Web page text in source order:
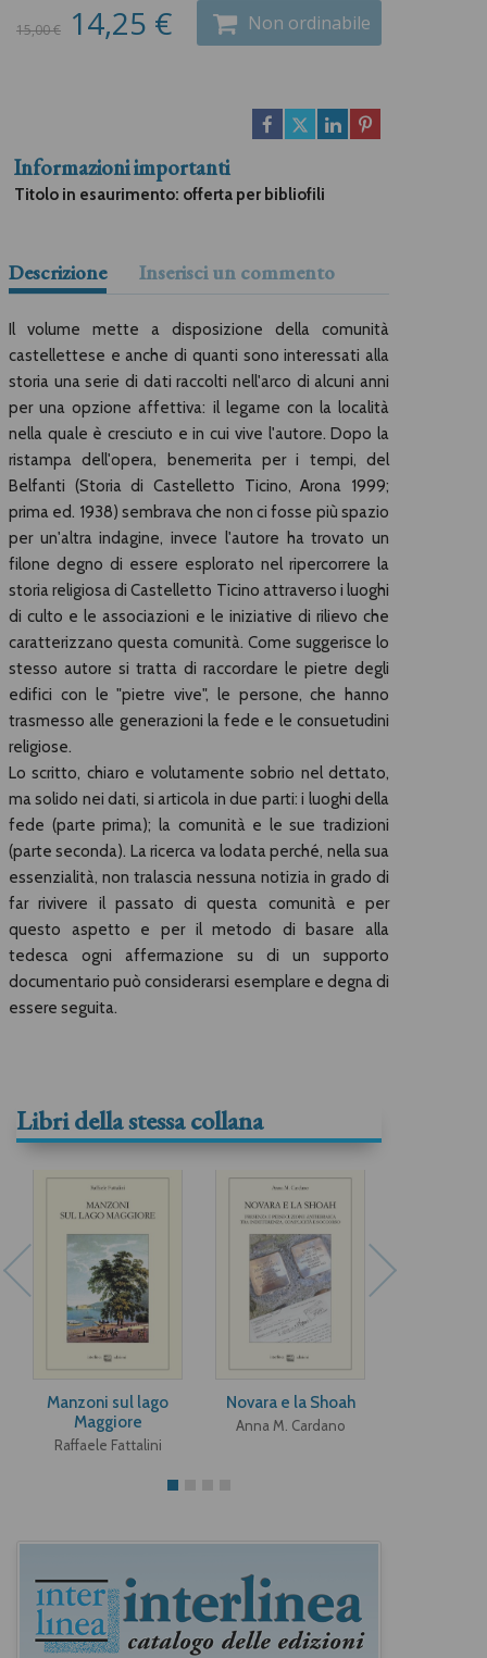
15,00 € 14,25 € Non ordinabile
Informazioni importanti
Titolo in esaurimento: offerta per bibliofili
Descrizione Inserisci un commento
Il volume mette a disposizione della comunità
castellettese e anche di quanti sono interessati alla
storia una serie di dati raccolti nell'arco di alcuni anni
per una opzione affettiva: il legame con la località
nella quale è cresciuto e in cui vive l'autore. Dopo la
ristampa dell'opera, benemerita per i tempi, del
Belfanti (Storia di Castelletto Ticino, Arona 1999;
prima ed. 1938) sembrava che non ci fosse più spazio
per un'altra indagine, invece l'autore ha trovato un
filone degno di essere esplorato nel ripercorrere la
storia religiosa di Castelletto Ticino attraverso i luoghi
di culto e le associazioni e le iniziative di rilievo che
caratterizzano questa comunità. Come suggerisce lo
stesso autore si tratta di raccordare le pietre degli
edifici con le "pietre vive", le persone, che hanno
trasmesso alle generazioni la fede e le consuetudini
religiose.
Lo scritto, chiaro e volutamente sobrio nel dettato,
ma solido nei dati, si articola in due parti: i luoghi della
fede (parte prima); la comunità e le sue tradizioni
(parte seconda). La ricerca va lodata perché, nella sua
essenzialità, non tralascia nessuna notizia in grado di
far rivivere il passato di questa comunità e per
questo aspetto e per il metodo di basare alla
tedesca ogni affermazione su di un supporto
documentario può considerarsi esemplare e degna di
essere seguita.
Libri della stessa collana
Manzoni sul lago
Maggiore
Raffaele Fattalini
Novara e la Shoah
Anna M. Cardano